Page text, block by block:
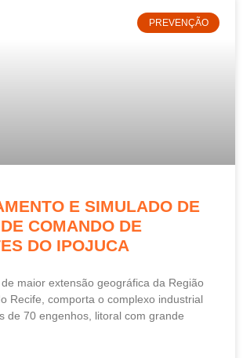
PREVENÇÃO
E SIMULADO DE
COMANDO DE
DO IPOJUCA
maior extensão geográfica da Região
Recife, comporta o complexo industrial
de 70 engenhos, litoral com grande